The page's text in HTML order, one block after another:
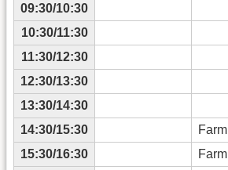
09:30/10:30
10:30/11:30
11:30/12:30
12:30/13:30
13:30/14:30
14:30/15:30
15:30/16:30